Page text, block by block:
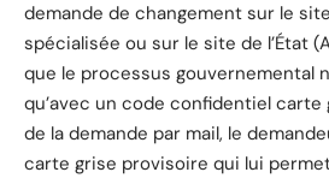
demande de changement sur le
spécialisée ou sur le site de l’État
que le processus gouvernemental
qu’avec un code confidentiel carte
de la demande par mail, le
carte grise provisoire qui lui